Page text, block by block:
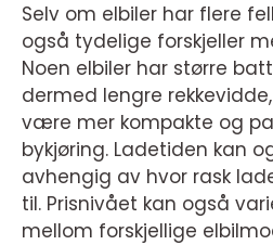
Selv om elbiler har flere
også tydelige forskjeller
Noen elbiler har større
dermed lengre
være mer kompakte og
bykjøring. Ladetiden kan
avhengig av hvor rask
til. Prisnivået kan også
mellom forskjellige